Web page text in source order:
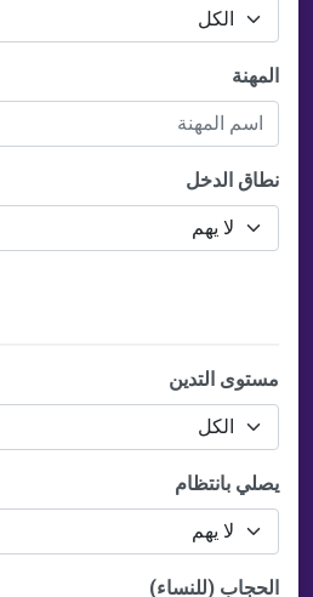
المهنة
نطاق الدخل
مستوى التدين
يصلي بانتظام
الحجاب (للنساء)